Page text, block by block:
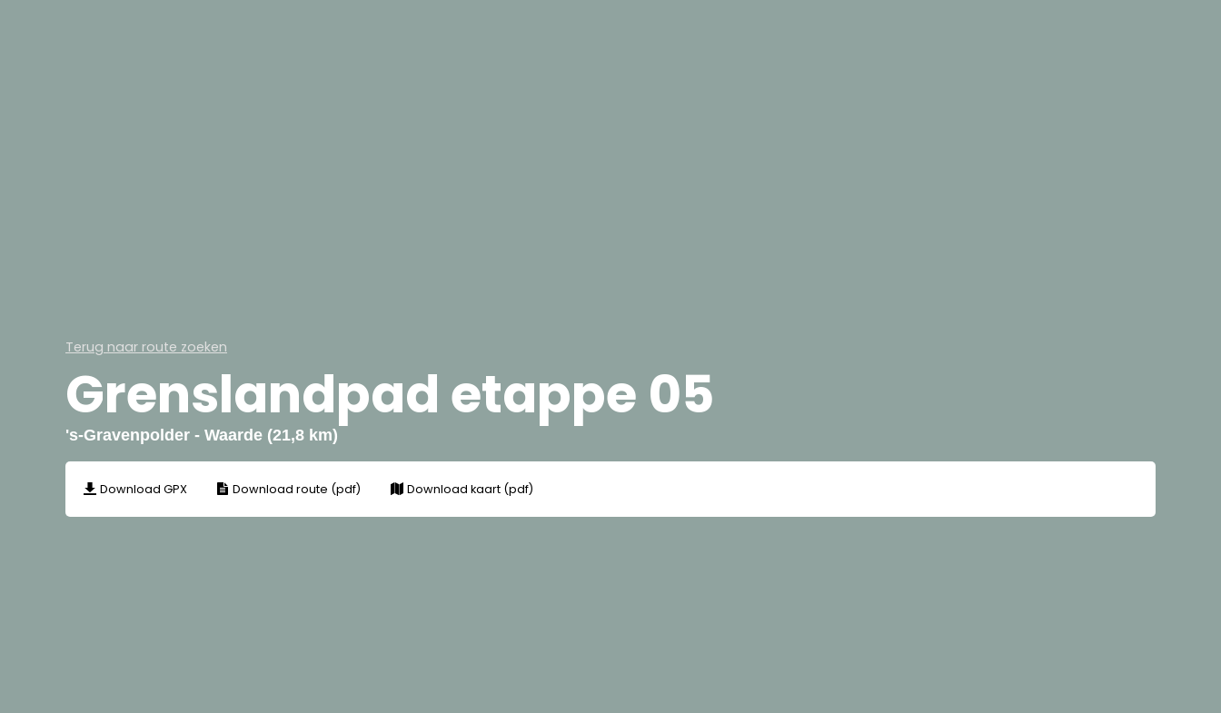
Terug naar route zoeken
Grenslandpad etappe 05
's-Gravenpolder - Waarde (21,8 km)
Download GPX Download route (pdf) Download kaart (pdf)